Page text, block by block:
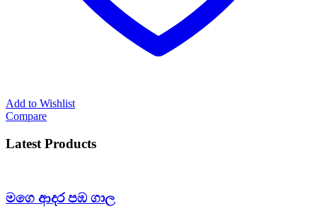
Add to Wishlist
Compare
Latest Products
මගෙ ආදර පඹ ගාල